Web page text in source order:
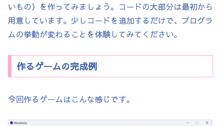
いもの）を作ってみましょう。コードの大部分は最初から
用意しています。少しコードを追加するだけで、プログラ
ムの挙動が変わることを体験してみてください。
作るゲームの完成例
今回作るゲームはこんな感じです。